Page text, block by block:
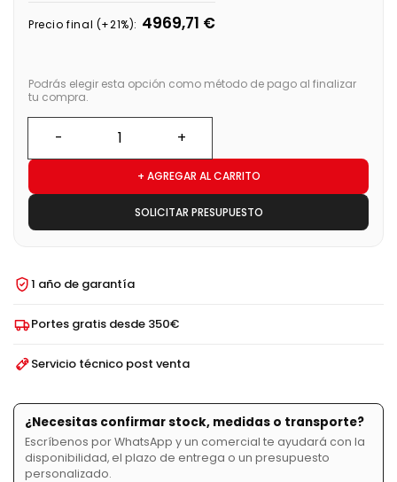
Precio final (+21%): 4969,71 €
Podrás elegir esta opción como método de pago al finalizar
tu compra.
+ AGREGAR AL CARRITO
SOLICITAR PRESUPUESTO
1 año de garantía
Portes gratis desde 350€
Servicio técnico post venta
¿Necesitas confirmar stock, medidas o transporte?
Escríbenos por WhatsApp y un comercial te ayudará con la
disponibilidad, el plazo de entrega o un presupuesto
personalizado.